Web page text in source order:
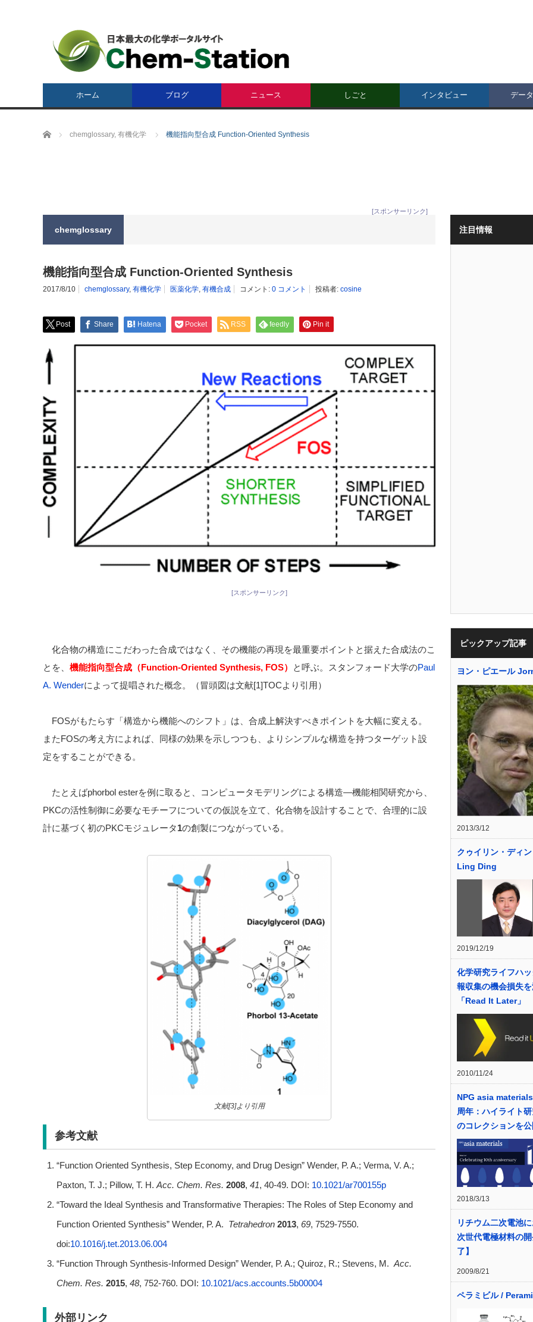
ホーム ブログ ニュース しごと インタビュー デー
ホーム chemglossary, 有機化学 機能指向型合成 Function-Oriented Synthesis
[スポンサーリンク]
chemglossary
機能指向型合成 Function-Oriented Synthesis
2017/8/10 chemglossary, 有機化学 医薬化学, 有機合成 コメント: 0 コメント 投稿者: cosine
Post Share Hatena Pocket RSS feedly Pin it
[スポンサーリンク]
化合物の構造にこだわった合成ではなく、その機能の再現を最重要ポイントと据えた合成法のこ
とを、 機能指向型合成（Function-Oriented Synthesis, FOS） と呼ぶ。スタンフォード大学のPaul
A. Wenderによって提唱された概念。（冒頭図は文献[1]TOCより引用）
FOSがもたらす「構造から機能へのシフト」は、合成上解決すべきポイントを大幅に変える。
またFOSの考え方によれば、同様の効果を示しつつも、よりシンプルな構造を持つターゲット設
定をすることができる。
たとえばphorbol esterを例に取ると、コンピュータモデリングによる構造―機能相関研究から、
PKCの活性制御に必要なモチーフについての仮説を立て、化合物を設計することで、合理的に設
計に基づく初のPKCモジュレータ1の創製につながっている。
文献[3]より引用
参考文献
“Function Oriented Synthesis, Step Economy, and Drug Design” Wender, P. A.; Verma, V. A.;
Paxton, T. J.; Pillow, T. H. Acc. Chem. Res. 2008, 41, 40-49. DOI: 10.1021/ar700155p
“Toward the Ideal Synthesis and Transformative Therapies: The Roles of Step Economy and
Function Oriented Synthesis” Wender, P. A. Tetrahedron 2013, 69, 7529-7550.
doi:10.1016/j.tet.2013.06.004
“Function Through Synthesis-Informed Design” Wender, P. A.; Quiroz, R.; Stevens, M. Acc.
Chem. Res. 2015, 48, 752-760. DOI: 10.1021/acs.accounts.5b00004
外部リンク
注目情報
ピックアップ記事
ヨン・ピエール
2013/3/12
クゥイリン・ディ
Ling Ding
2019/12/19
化学研究ライフハ
報収集の機会損失
「Read It Later」
2010/11/24
NPG asia
周年：ハイライト
のコレクションを
2018/3/13
リチウム二次電池
次世代電極材料の
了】
2009/8/21
ペラミビル /